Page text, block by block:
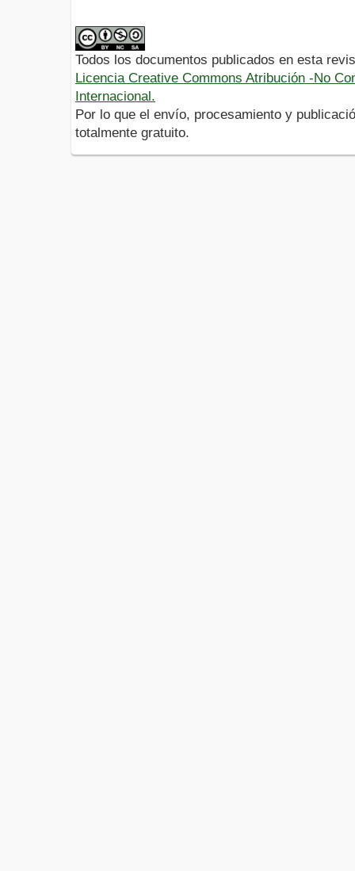
Todos los documentos publicados en esta
Licencia Creative Commons Atribución -No
Internacional.
Por lo que el envío, procesamiento y
totalmente gratuito.